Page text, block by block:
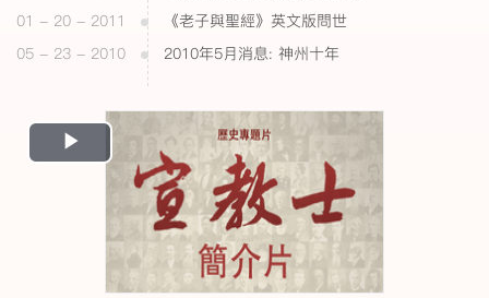
01 - 20 - 2011
《老子與聖經》英文版問世
05 - 23 - 2010
2010年5月消息: 神州十年
Play
Video